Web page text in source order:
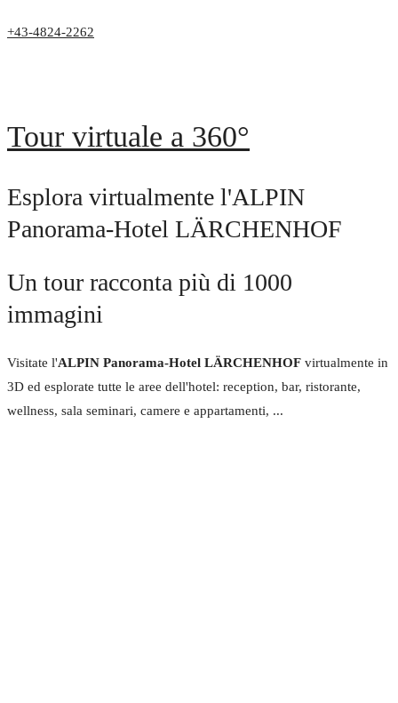
+43-4824-2262
Tour virtuale a 360°
Esplora virtualmente l'ALPIN
Panorama-Hotel LÄRCHENHOF
Un tour racconta più di 1000
immagini
Visitate l'ALPIN Panorama-Hotel LÄRCHENHOF virtualmente in
3D ed esplorate tutte le aree dell'hotel: reception, bar, ristorante,
wellness, sala seminari, camere e appartamenti, ...